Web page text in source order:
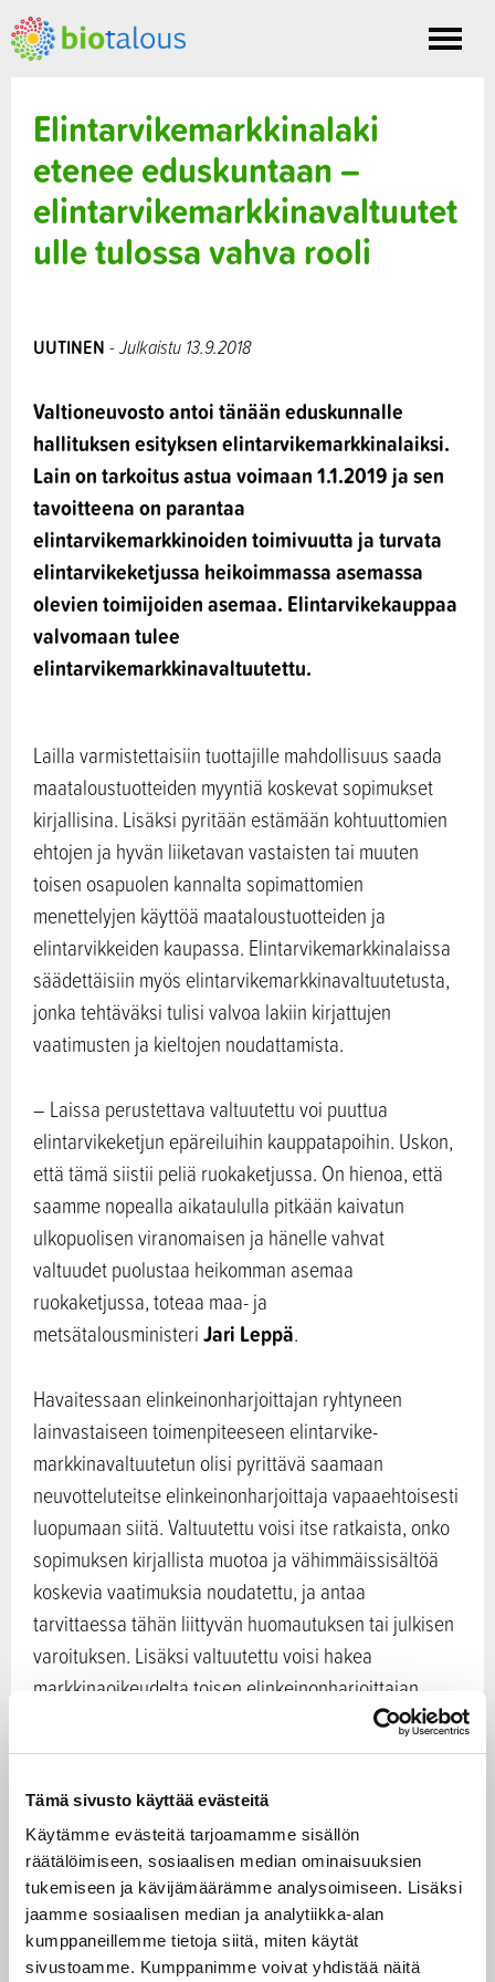
Tämä sivusto käyttää evästeitä
Käytämme evästeitä tarjoamamme sisällön
räätälöimiseen, sosiaalisen median ominaisuuksien
tukemiseen ja kävijämäärämme analysoimiseen. Lisäksi
jaamme sosiaalisen median ja analytiikka-alan
kumppaneillemme tietoja siitä, miten käytät
sivustoamme. Kumppanimme voivat yhdistää näitä
Toggle
Elintarvikemarkkinalaki
etenee eduskuntaan –
elintarvikemarkkinavaltuutet
ulle tulossa vahva rooli
UUTINEN - Julkaistu 13.9.2018
Valtioneuvosto antoi tänään eduskunnalle
hallituksen esityksen elintarvikemarkkinalaiksi.
Lain on tarkoitus astua voimaan 1.1.2019 ja sen
tavoitteena on parantaa
elintarvikemarkkinoiden toimivuutta ja turvata
elintarvikeketjussa heikoimmassa asemassa
olevien toimijoiden asemaa. Elintarvikekauppaa
valvomaan tulee
elintarvikemarkkinavaltuutettu.
Lailla varmistettaisiin tuottajille mahdollisuus saada
maataloustuotteiden myyntiä koskevat sopimukset
kirjallisina. Lisäksi pyritään estämään kohtuuttomien
ehtojen ja hyvän liiketavan vastaisten tai muuten
toisen osapuolen kannalta sopimattomien
menettelyjen käyttöä maataloustuotteiden ja
elintarvikkeiden kaupassa. Elintarvikemarkkinalaissa
säädettäisiin myös elintarvikemarkkinavaltuutetusta,
jonka tehtäväksi tulisi valvoa lakiin kirjattujen
vaatimusten ja kieltojen noudattamista.
– Laissa perustettava valtuutettu voi puuttua
elintarvikeketjun epäreiluihin kauppatapoihin. Uskon,
että tämä siistii peliä ruokaketjussa. On hienoa, että
saamme nopealla aikataululla pitkään kaivatun
ulkopuolisen viranomaisen ja hänelle vahvat
valtuudet puolustaa heikomman asemaa
ruokaketjussa, toteaa maa- ja
metsätalousministeriJari Leppä.
Havaitessaan elinkeinonharjoittajan ryhtyneen
lainvastaiseen toimenpiteeseen elintarvike-
markkinavaltuutetun olisi pyrittävä saamaan
neuvotteluteitse elinkeinonharjoittaja vapaaehtoisesti
luopumaan siitä. Valtuutettu voisi itse ratkaista, onko
sopimuksen kirjallista muotoa ja vähimmäissisältöä
koskevia vaatimuksia noudatettu, ja antaa
tarvittaessa tähän liittyvän huomautuksen tai julkisen
varoituksen. Lisäksi valtuutettu voisi hakea
markkinaoikeudelta toisen elinkeinonharjoittajan
kannalta sopimatonta menettelyä koskevaa kieltoa ja
tähän liittyvän uhkasakon asettamista. Valtuutettu
suosituksia, lausuntoja ja ehdotuksia sekä tiedottaa ja
neuvoa elintarvikeketjun toimijoita hyvistä
liiketavoista.
Kauppatapalautakunnan